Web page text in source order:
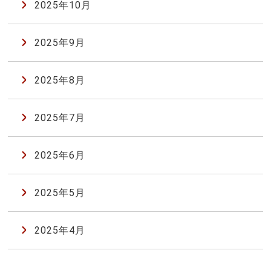
2025年10月
2025年9月
2025年8月
2025年7月
2025年6月
2025年5月
2025年4月